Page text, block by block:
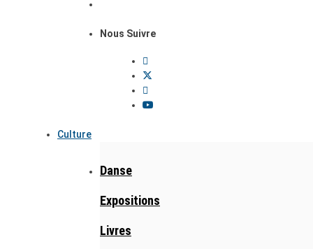
Nous Suivre
Culture
Danse
Expositions
Livres